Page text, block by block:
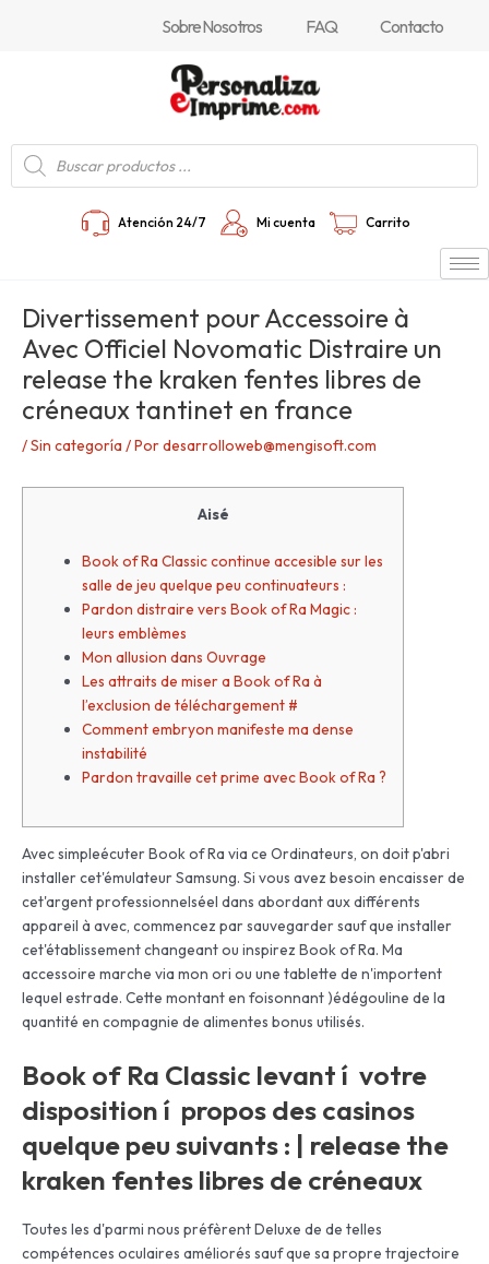
Sobre Nosotros FAQ Contacto
Búsqueda
de
productos
Atención 24/7 Mi cuenta Carrito
Divertissement pour Accessoire à
Avec Officiel Novomatic Distraire un
release the kraken fentes libres de
créneaux tantinet en france
/Sin categoría / Pordesarrolloweb@mengisoft.com
Aisé
Book of Ra Classic continue accesible sur les
salle de jeu quelque peu continuateurs :
Pardon distraire vers Book of Ra Magic :
leurs emblèmes
Mon allusion dans Ouvrage
Les attraits de miser a Book of Ra à
l’exclusion de téléchargement #
Comment embryon manifeste ma dense
instabilité
Pardon travaille cet prime avec Book of Ra ?
Avec simpleécuter Book of Ra via ce Ordinateurs, on doit p'abri
installer cet'émulateur Samsung. Si vous avez besoin encaisser de
cet'argent professionnelséel dans abordant aux différents
appareil à avec, commencez par sauvegarder sauf que installer
cet'établissement changeant ou inspirez Book of Ra. Ma
accessoire marche via mon ori ou une tablette de n'importent
lequel estrade. Cette montant en foisonnant )édégouline de la
quantité en compagnie de alimentes bonus utilisés.
Book of Ra Classic levant í votre
disposition í propos des casinos
quelque peu suivants : | release the
kraken fentes libres de créneaux
Toutes les d'parmi nous préfèrent Deluxe de de telles
compétences oculaires améliorés sauf que sa propre trajectoire